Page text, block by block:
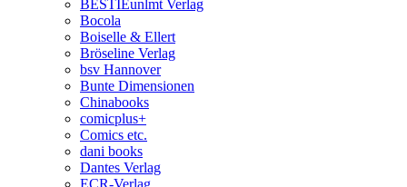
BESTIEunlmt Verlag
Bocola
Boiselle & Ellert
Bröseline Verlag
bsv Hannover
Bunte Dimensionen
Chinabooks
comicplus+
Comics etc.
dani books
Dantes Verlag
ECR-Verlag